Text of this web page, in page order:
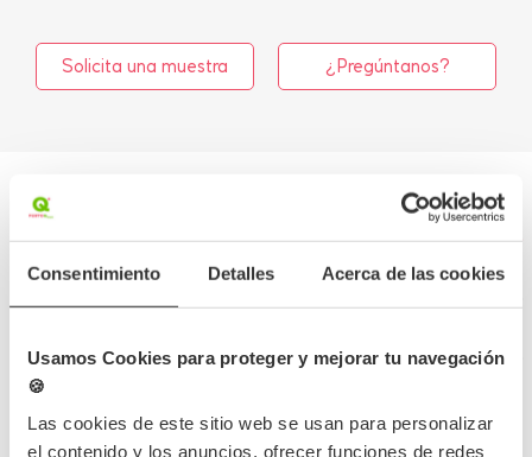
Consentimiento Detalles Acerca de las cookies
Usamos Cookies para proteger y mejorar tu navegación
🍪
Las cookies de este sitio web se usan para personalizar
el contenido y los anuncios, ofrecer funciones de redes
Solicita una muestra ¿Pregúntanos?
Mais informações
Dados do produto
Erro desconhecido